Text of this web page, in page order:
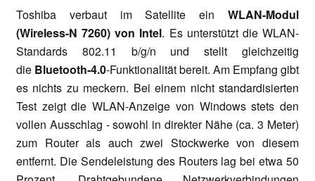
Toshiba verbaut im Satellite ein WLAN-Modul
(Wireless-N 7260) von Intel. Es unterstützt die WLAN-
Standards 802.11 b/g/n und stellt gleichzeitig
die Bluetooth-4.0-Funktionalität bereit. Am Empfang gibt
es nichts zu meckern. Bei einem nicht standardisierten
Test zeigt die WLAN-Anzeige von Windows stets den
vollen Ausschlag - sowohl in direkter Nähe (ca. 3 Meter)
zum Router als auch zwei Stockwerke von diesem
entfernt. Die Sendeleistung des Routers lag bei etwa 50